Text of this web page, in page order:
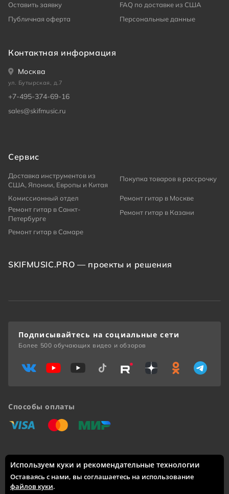
Оставить заявку
FAQ по доставке из США
Публичная оферта
Персональные данные
Контактная информация
Москва
ул. Бутырская, д.7
+7-495-374-69-16
sales@skifmusic.ru
Сервис
Доставка инструментов из
США, Японии, Европы и Китая
Покупка товаров в рассрочку
Комиссионный отдел
Ремонт гитар в Москве
Ремонт гитар в Санкт-
Петербурге
Ремонт гитар в Казани
Ремонт гитар в Самаре
SKIFMUSIC.PRO — проекты и решения
Доставка по России: Москва, Санкт-Петербург, Новосибирск,
Екатеринбург, Казань, Нижний Новгород, Челябинск,
Красноярск, Самара, Уфа, Ростов-на-Дону, Омск, Краснодар,
Воронеж, Волгоград, Пермь и другие города.
Способы оплаты
«Виза» «Мастеркард»
«Мир»
Подписывайтесь на социальные сети
Более 500 обучающих видео и обзоров
Используем куки и рекомендательные технологии
Оставаясь с нами, вы соглашаетесь на использование
файлов куки.